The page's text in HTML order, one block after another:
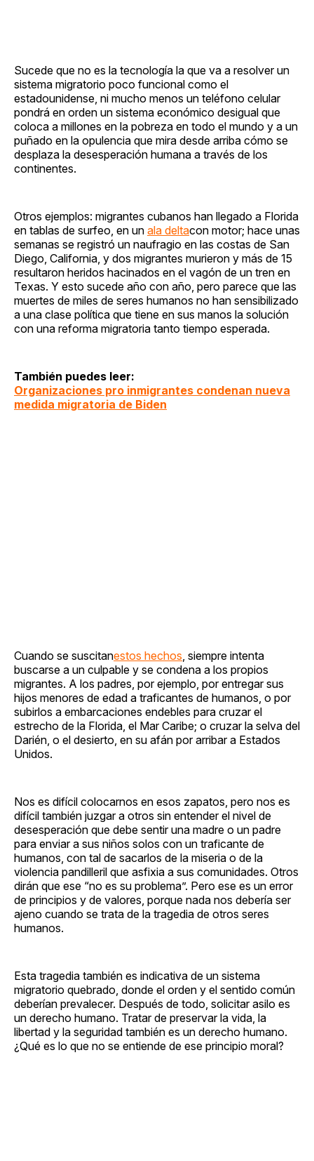
Sucede que no es la tecnología la que va a resolver un
sistema migratorio poco funcional como el
estadounidense, ni mucho menos un teléfono celular
pondrá en orden un sistema económico desigual que
coloca a millones en la pobreza en todo el mundo y a un
puñado en la opulencia que mira desde arriba cómo se
desplaza la desesperación humana a través de los
continentes.
Otros ejemplos: migrantes cubanos han llegado a Florida
en tablas de surfeo, en un ala deltacon motor; hace unas
semanas se registró un naufragio en las costas de San
Diego, California, y dos migrantes murieron y más de 15
resultaron heridos hacinados en el vagón de un tren en
Texas. Y esto sucede año con año, pero parece que las
muertes de miles de seres humanos no han sensibilizado
a una clase política que tiene en sus manos la solución
con una reforma migratoria tanto tiempo esperada.
También puedes leer:
Organizaciones pro inmigrantes condenan nueva
medida migratoria de Biden
Cuando se suscitanestos hechos , siempre intenta
buscarse a un culpable y se condena a los propios
migrantes. A los padres, por ejemplo, por entregar sus
hijos menores de edad a traficantes de humanos, o por
subirlos a embarcaciones endebles para cruzar el
estrecho de la Florida, el Mar Caribe; o cruzar la selva del
Darién, o el desierto, en su afán por arribar a Estados
Unidos.
Nos es difícil colocarnos en esos zapatos, pero nos es
difícil también juzgar a otros sin entender el nivel de
desesperación que debe sentir una madre o un padre
para enviar a sus niños solos con un traficante de
humanos, con tal de sacarlos de la miseria o de la
violencia pandilleril que asfixia a sus comunidades. Otros
dirán que ese “no es su problema”. Pero ese es un error
de principios y de valores, porque nada nos debería ser
ajeno cuando se trata de la tragedia de otros seres
humanos.
Esta tragedia también es indicativa de un sistema
migratorio quebrado, donde el orden y el sentido común
deberían prevalecer. Después de todo, solicitar asilo es
un derecho humano. Tratar de preservar la vida, la
libertad y la seguridad también es un derecho humano.
¿Qué es lo que no se entiende de ese principio moral?